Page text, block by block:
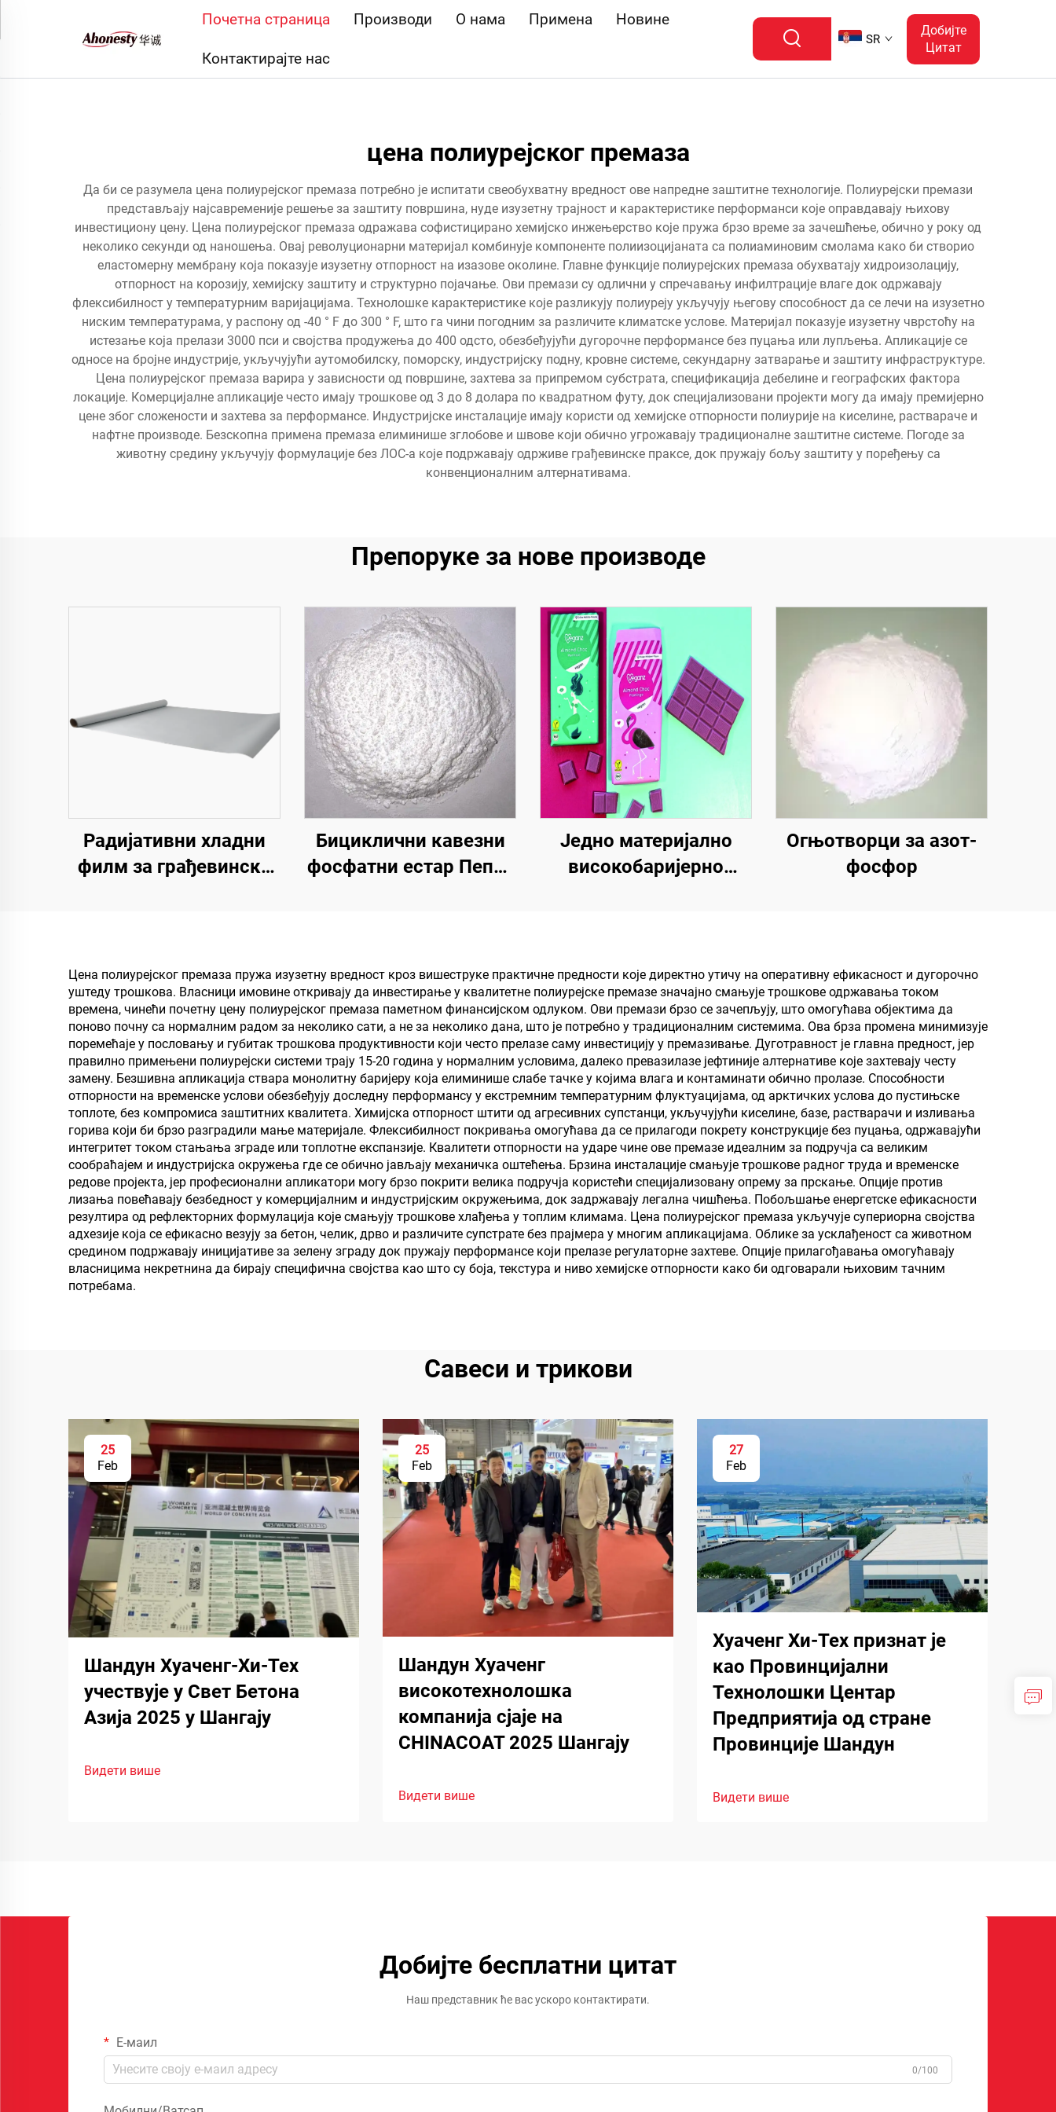
Почетна страница Производи О нама Примена Новине
Контактирајте нас
SR
Добијте
Цитат
цена полиурејског премаза
Да би се разумела цена полиурејског премаза потребно је испитати свеобухватну вредност ове напредне заштитне технологије. Полиурејски премази
представљају најсавременије решење за заштиту површина, нуде изузетну трајност и карактеристике перформанси које оправдавају њихову
инвестициону цену. Цена полиурејског премаза одражава софистицирано хемијско инжењерство које пружа брзо време за зачешћење, обично у року од
неколико секунди од наношења. Овај револуционарни материјал комбинује компоненте полиизоцијаната са полиаминовим смолама како би створио
еластомерну мембрану која показује изузетну отпорност на изазове околине. Главне функције полиурејских премаза обухватају хидроизолацију,
отпорност на корозију, хемијску заштиту и структурно појачање. Ови премази су одлични у спречавању инфилтрације влаге док одржавају
флексибилност у температурним варијацијама. Технолошке карактеристике које разликују полиуреју укључују његову способност да се лечи на изузетно
ниским температурама, у распону од -40 ° F до 300 ° F, што га чини погодним за различите климатске услове. Материјал показује изузетну чврстоћу на
истезање која прелази 3000 пси и својства продужења до 400 одсто, обезбеђујући дугорочне перформансе без пуцања или лупљења. Апликације се
односе на бројне индустрије, укључујући аутомобилску, поморску, индустријску подну, кровне системе, секундарну затварање и заштиту инфраструктуре.
Цена полиурејског премаза варира у зависности од површине, захтева за припремом субстрата, спецификација дебелине и географских фактора
локације. Комерцијалне апликације често имају трошкове од 3 до 8 долара по квадратном футу, док специјализовани пројекти могу да имају премијерно
цене због сложености и захтева за перформансе. Индустријске инсталације имају користи од хемијске отпорности полиурије на киселине, раствараче и
нафтне производе. Безскопна примена премаза елиминише зглобове и швове који обично угрожавају традиционалне заштитне системе. Погоде за
животну средину укључују формулације без ЛОС-а које подржавају одрживе грађевинске праксе, док пружају бољу заштиту у поређењу са
конвенционалним алтернативама.
Препоруке за нове производе
Радијативни хладни
филм за грађевинско
складиштење,
резервоар за уље,
складиште житарица,
транспорт и спољне
објекте, и апликације
за животне стилове
Бициклични кавезни
фосфатни естар Пепа |
ЕВА материјала
Једно материјално
високобаријерно
производе као што су
чај, кафа, ореви,
чоколаде, пецири и
зачини
Огњотворци за азот-
фосфор
Цена полиурејског премаза пружа изузетну вредност кроз вишеструке практичне предности које директно утичу на оперативну ефикасност и дугорочно
уштеду трошкова. Власници имовине откривају да инвестирање у квалитетне полиурејске премазе значајно смањује трошкове одржавања током
времена, чинећи почетну цену полиурејског премаза паметном финансијском одлуком. Ови премази брзо се зачепљују, што омогућава објектима да
поново почну са нормалним радом за неколико сати, а не за неколико дана, што је потребно у традиционалним системима. Ова брза промена минимизује
поремећаје у пословању и губитак трошкова продуктивности који често прелазе саму инвестицију у премазивање. Дуготравност је главна предност, јер
правилно примењени полиурејски системи трају 15-20 година у нормалним условима, далеко превазилазе јефтиније алтернативе које захтевају честу
замену. Безшивна апликација ствара монолитну баријеру која елиминише слабе тачке у којима влага и контаминати обично пролазе. Способности
отпорности на временске услови обезбеђују доследну перформансу у екстремним температурним флуктуацијама, од арктичких услова до пустињске
топлоте, без компромиса заштитних квалитета. Химијска отпорност штити од агресивних супстанци, укључујући киселине, базе, растварачи и изливања
горива који би брзо разградили мање материјале. Флексибилност покривања омогућава да се прилагоди покрету конструкције без пуцања, одржавајући
интегритет током стањања зграде или топлотне експанзије. Квалитети отпорности на ударе чине ове премазе идеалним за подручја са великим
сообраћајем и индустријска окружења где се обично јављају механичка оштећења. Брзина инсталације смањује трошкове радног труда и временске
редове пројекта, јер професионални апликатори могу брзо покрити велика подручја користећи специјализовану опрему за прскање. Опције против
лизања повећавају безбедност у комерцијалним и индустријским окружењима, док задржавају легална чишћења. Побољшање енергетске ефикасности
резултира од рефлекторних формулација које смањују трошкове хлађења у топлим климама. Цена полиурејског премаза укључује супериорна својства
адхезије која се ефикасно везују за бетон, челик, дрво и различите супстрате без прајмера у многим апликацијама. Облике за усклађеност са животном
средином подржавају иницијативе за зелену зграду док пружају перформансе који прелазе регулаторне захтеве. Опције прилагођавања омогућавају
власницима некретнина да бирају специфична својства као што су боја, текстура и ниво хемијске отпорности како би одговарали њиховим тачним
потребама.
Савеси и трикови
25
Feb
Шандун Хуаченг-Хи-Тех
учествује у Свет Бетона
Азија 2025 у Шангају
Видети више
25
Feb
Шандун Хуаченг
високотехнолошка
компанија сјаје на
CHINACOAT 2025 Шангају
Видети више
27
Feb
Хуаченг Хи-Тех признат је
као Провинцијални
Технолошки Центар
Предприятија од стране
Провинције Шандун
Видети више
Добијте бесплатни цитат
Наш представник ће вас ускоро контактирати.
Е-маил
0/100